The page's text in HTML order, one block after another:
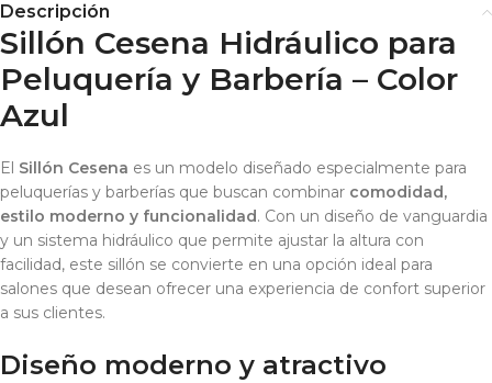
Descripción
Sillón Cesena Hidráulico para
Peluquería y Barbería – Color
Azul
El Sillón Cesena es un modelo diseñado especialmente para
peluquerías y barberías que buscan combinar comodidad,
estilo moderno y funcionalidad. Con un diseño de vanguardia
y un sistema hidráulico que permite ajustar la altura con
facilidad, este sillón se convierte en una opción ideal para
salones que desean ofrecer una experiencia de confort superior
a sus clientes.
Diseño moderno y atractivo